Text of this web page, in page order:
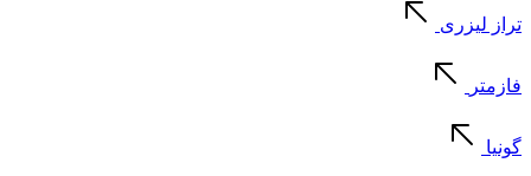
تراز لیزری
فازمتر
گونیا